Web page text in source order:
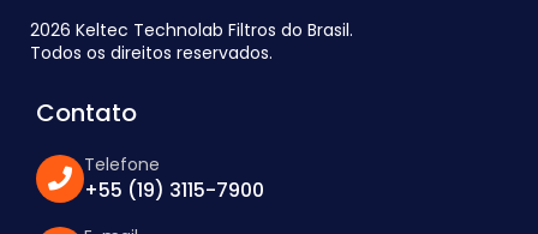
2026 Keltec Technolab Filtros do Brasil.
Todos os direitos reservados.
Contato
Telefone
+55 (19) 3115-7900